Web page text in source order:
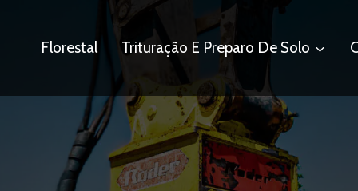
Florestal Trituração E Preparo De Solo